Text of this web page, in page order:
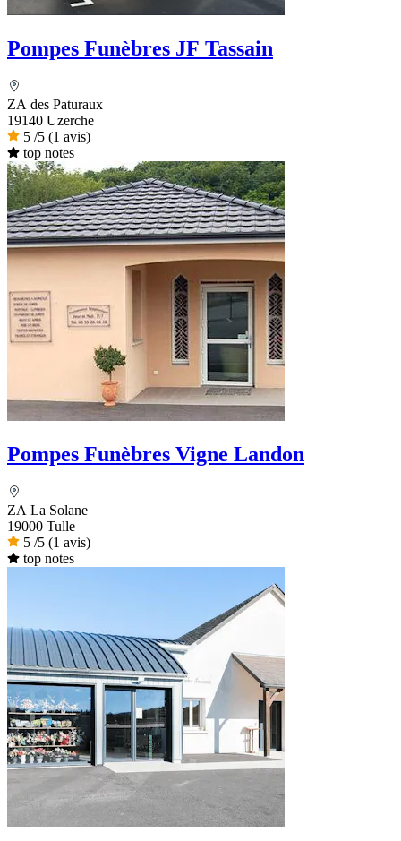
Pompes Funèbres JF Tassain
ZA des Paturaux
19140 Uzerche
5 /5 (1 avis)
top notes
Pompes Funèbres Vigne Landon
ZA La Solane
19000 Tulle
5 /5 (1 avis)
top notes